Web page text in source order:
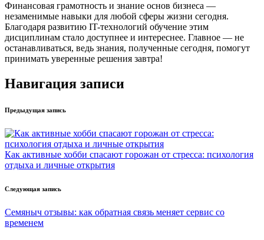
Финансовая грамотность и знание основ бизнеса —
незаменимые навыки для любой сферы жизни сегодня.
Благодаря развитию IT-технологий обучение этим
дисциплинам стало доступнее и интереснее. Главное — не
останавливаться, ведь знания, полученные сегодня, помогут
принимать уверенные решения завтра!
Навигация записи
Предыдущая запись
Как активные хобби спасают горожан от стресса: психология
отдыха и личные открытия
Следующая запись
Семяныч отзывы: как обратная связь меняет сервис со
временем